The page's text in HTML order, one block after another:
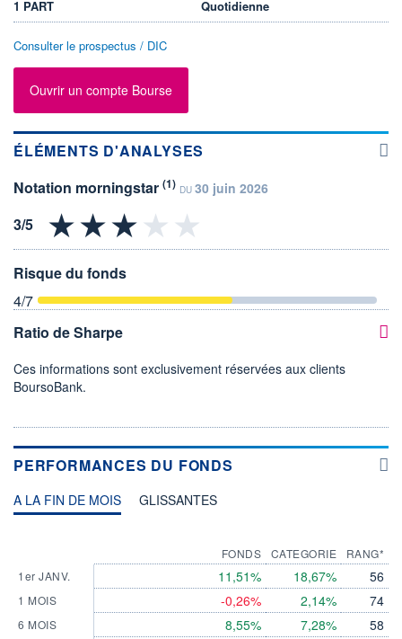
1 PART Quotidienne
Consulter le prospectus / DIC
Ouvrir un compte Bourse
ÉLÉMENTS D'ANALYSES
Notation morningstar (1) DU 30 juin 2026
Risque du fonds
4/7
Ratio de Sharpe
Ces informations sont exclusivement réservées aux clients
BoursoBank.
PERFORMANCES DU FONDS
A LA FIN DE MOIS GLISSANTES
1er JANV.
1 MOIS
6 MOIS
FONDS
11,51%
-0,26%
8,55%
CATEGORIE
18,67%
2,14%
7,28%
RANG*
56
74
58